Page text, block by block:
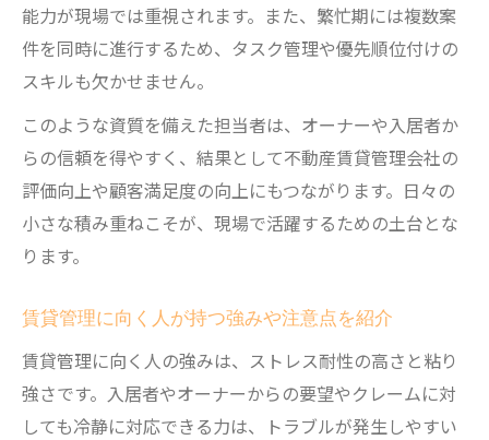
能力が現場では重視されます。また、繁忙期には複数案
件を同時に進行するため、タスク管理や優先順位付けの
スキルも欠かせません。
このような資質を備えた担当者は、オーナーや入居者か
らの信頼を得やすく、結果として不動産賃貸管理会社の
評価向上や顧客満足度の向上にもつながります。日々の
小さな積み重ねこそが、現場で活躍するための土台とな
ります。
賃貸管理に向く人が持つ強みや注意点を紹介
賃貸管理に向く人の強みは、ストレス耐性の高さと粘り
強さです。入居者やオーナーからの要望やクレームに対
しても冷静に対応できる力は、トラブルが発生しやすい